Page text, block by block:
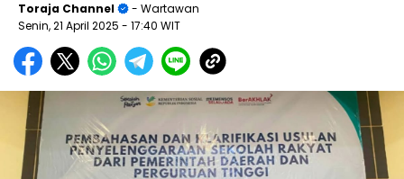
Toraja Channel
- Wartawan
Senin, 21 April 2025 - 17:40 WIT